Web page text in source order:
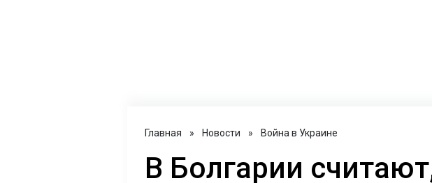
Главная » Новости » Война в Украине
В Болгарии